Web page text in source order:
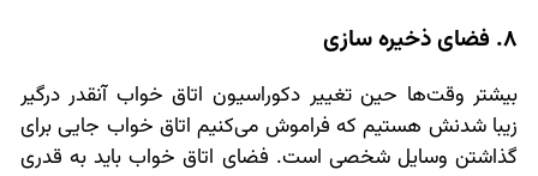
8. فضای ذخیره سازی
بیشتر وقت‌ها حین تغییر دکوراسیون اتاق خواب آنقدر درگیر
زیبا شدنش هستیم که فراموش می‌کنیم اتاق خواب جایی برای
گذاشتن وسایل شخصی است. فضای اتاق خواب باید به قدری